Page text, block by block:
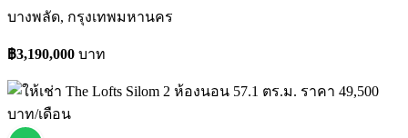
บางพลัด, กรุงเทพมหานคร
฿3,190,000 บาท